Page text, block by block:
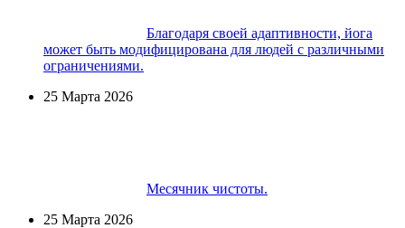
Благодаря своей адаптивности, йога
может быть модифицирована для людей с различными
ограничениями.
25 Марта 2026
Месячник чистоты.
25 Марта 2026